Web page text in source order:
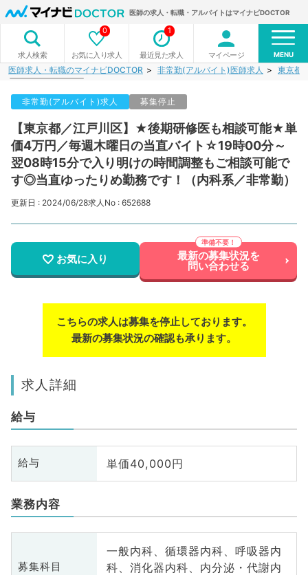
医師の求人・転職・アルバイトはマイナビDOCTOR
求人検索 お気に入り求人
0
最近見た求人
1
マイページ MENU
医師求人・転職のマイナビDOCTOR 非常勤(アルバイト)医師求人 東京都
非常勤(アルバイト)求人 募集停止
【東京都／江戸川区】★後期研修医も相談可能★単
価4万円／毎週木曜日の当直バイト☆19時00分～
翌08時15分で入り明けの時間調整もご相談可能で
す◎当直ゆったりめ勤務です！（内科系／非常勤）
更新日 : 2024/06/28求人No : 652688
お気に入り 最新の募集状況を
問い合わせる
こちらの求人は募集を停止しております。
最新の募集状況の確認も承ります。
求人詳細
給与
給与 単価40,000円
業務内容
募集科目
一般内科、循環器内科、呼吸器内
科、消化器内科、内分泌・代謝内